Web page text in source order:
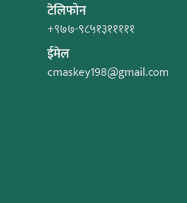
टेलिफोन
+९७७-९८५१३१११११
ईमेल
cmaskey198@gmail.com